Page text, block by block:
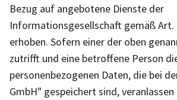
Bezug auf angebotene Dienste der
Informationsgesellschaft gemäß Art.
erhoben. Sofern einer der oben
zutrifft und eine betroffene Person
personenbezogenen Daten, die bei
GmbH" gespeichert sind,